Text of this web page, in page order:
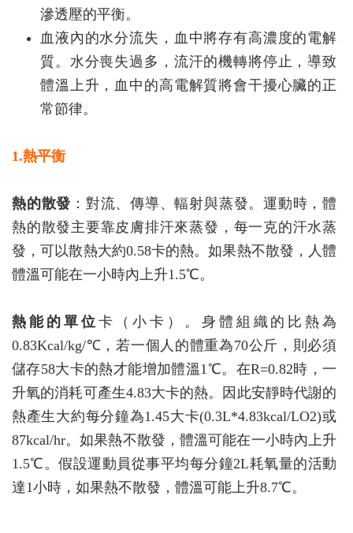
滲透壓的平衡。
血液內的水分流失，血中將存有高濃度的電解
質。水分喪失過多，流汗的機轉將停止，導致
體溫上升，血中的高電解質將會干擾心臟的正
常節律。
1.熱平衡
熱的散發 ：對流、傳導、輻射與蒸發。運動時，體
熱的散發主要靠皮膚排汗來蒸發，每一克的汗水蒸
發，可以散熱大約0.58卡的熱。如果熱不散發，人體
體溫可能在一小時內上升1.5℃。
熱能的單位 卡（小卡）。身體組織的比熱為
0.83Kcal/kg/℃，若一個人的體重為70公斤，則必須
儲存58大卡的熱才能增加體溫1℃。在R=0.82時，一
升氧的消耗可產生4.83大卡的熱。因此安靜時代謝的
熱產生大約每分鐘為1.45大卡(0.3L*4.83kcal/LO2)或
87kcal/hr。如果熱不散發，體溫可能在一小時內上升
1.5℃。假設運動員從事平均每分鐘2L耗氧量的活動
達1小時，如果熱不散發，體溫可能上升8.7℃。